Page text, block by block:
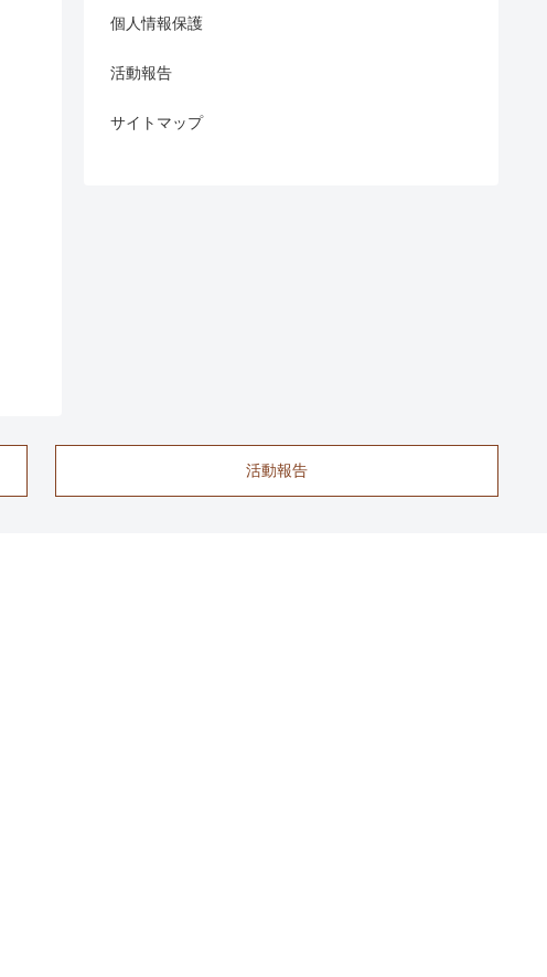
個人情報保護
活動報告
サイトマップ
活動報告